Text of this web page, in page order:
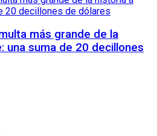
más grande de la
una suma de 20 decillones